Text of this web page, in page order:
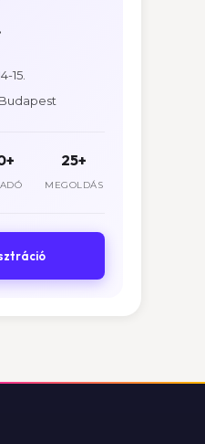
15.
25+
MEGOLDÁS